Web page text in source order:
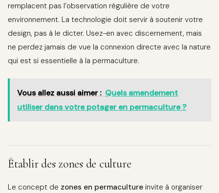
remplacent pas l’observation régulière de votre
environnement. La technologie doit servir à soutenir votre
design, pas à le dicter. Usez-en avec discernement, mais
ne perdez jamais de vue la connexion directe avec la nature
qui est si essentielle à la permaculture.
Vous allez aussi aimer : Quels amendement
utiliser dans votre potager en permaculture ?
Établir des zones de culture
Le concept de zones en permaculture invite à organiser